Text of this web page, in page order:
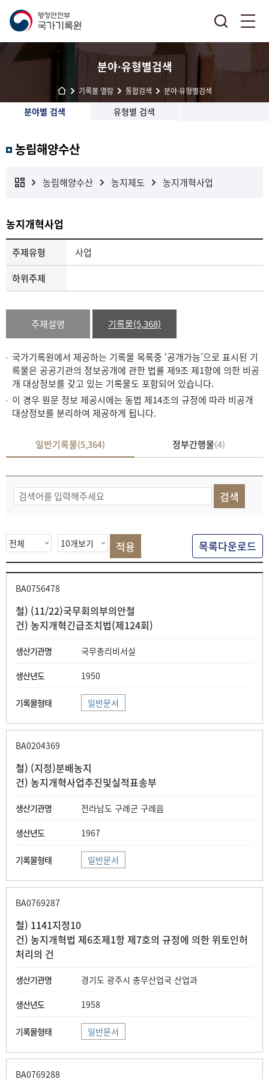
분야·유형별검색
기록물 열람 통합검색 분야·유형별검색
분야별 검색 유형별 검색
농림해양수산
농림해양수산 농지제도 농지개혁사업
농지개혁사업
주제유형
사업
하위주제
주제설명 기록물(5,368)
국가기록원에서 제공하는 기록물 목록중 ‘공개가능’으로 표시된 기
록물은 공공기관의 정보공개에 관한 법률 제9조 제1항에 의한 비공
개 대상정보를 갖고 있는 기록물도 포함되어 있습니다.
이 경우 원문 정보 제공시에는 동법 제14조의 규정에 따라 비공개
대상정보를 분리하여 제공하게 됩니다.
일반기록물(5,364) 정부간행물(4)
물
색
목록다운로드
BA0756478
철) (11/22)국무회의부의안철
건) 농지개혁긴급조치법(제124회)
국무총리비서실
1950
일반문서
BA0204369
철) (지정)분배농지
건) 농지개혁사업추진및실적표송부
전라남도 구례군 구례읍
1967
일반문서
BA0769287
철) 1141지정10
건) 농지개혁법 제6조제1항 제7호의 규정에 의한 위토인허
처리의 건
경기도 광주시 총무산업국 산업과
1958
일반문서
BA0769288